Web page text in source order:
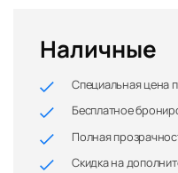
Наличные
Специальная цена
Бесплатное
Полная
Скидка на